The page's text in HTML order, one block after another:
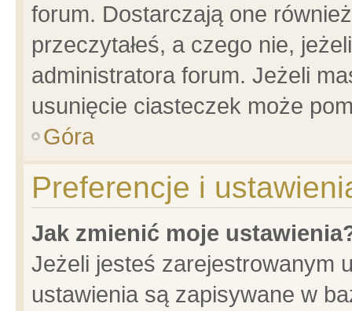
forum. Dostarczają one
przeczytałeś, a czego nie,
administratora forum. Jeżeli
usunięcie ciasteczek może
Góra
Preferencje i
Jak zmienić moje
Jeżeli jesteś zarejestrowanym
ustawienia są zapisywane w